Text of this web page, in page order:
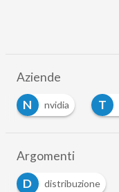
Aziende
N
nvidia T
Argomenti
D
distribuzione